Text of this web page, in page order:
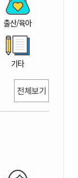
출산/육아
기타
전체보기